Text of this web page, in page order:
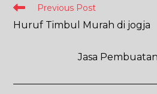
Read
articles
Previous Post
Huruf Timbul Murah di jogja
Jasa